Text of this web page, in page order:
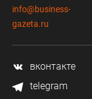
info@business-
gazeta.ru
вконтакте
telegram